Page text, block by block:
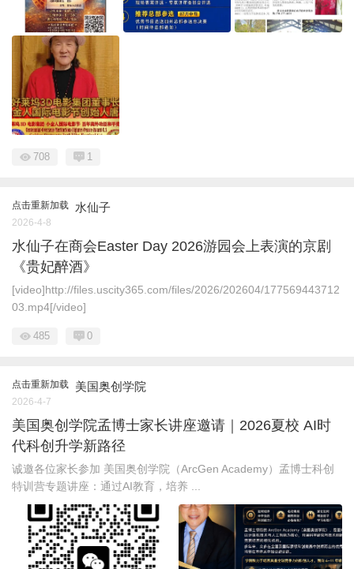
708 1
点击重新加载 水仙子
2026-4-8
水仙子在商会Easter Day 2026游园会上表演的京剧
《贵妃醉酒》
[video]http://files.uscity365.com/files/2026/202604/177569443712
03.mp4[/video]
485 0
点击重新加载 美国奥创学院
2026-4-7
美国奥创学院孟博士家长讲座邀请｜2026夏校 AI时
代科创升学新路径
诚邀各位家长参加 美国奥创学院（ArcGen Academy）孟博士科创
特训营专题讲座：通过AI教育，培养 ...